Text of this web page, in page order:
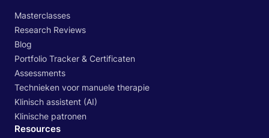
Masterclasses
Research Reviews
Blog
Portfolio Tracker & Certificaten
Assessments
Technieken voor manuele therapie
Klinisch assistent (AI)
Klinische patronen
Resources